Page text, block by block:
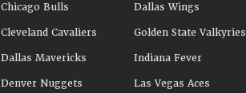
Chicago Bulls
Cleveland Cavaliers
Dallas Mavericks
Denver Nuggets
Dallas Wings
Golden State Valkyries
Indiana Fever
Las Vegas Aces